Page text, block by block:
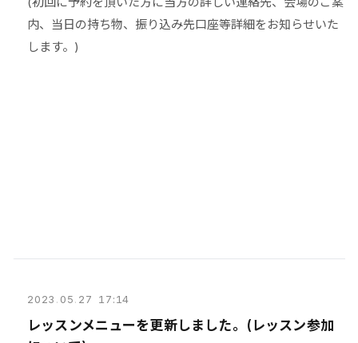
内、当日の持ち物、振り込み先口座等詳細をお知らせいた
します。)
2023 . 05. 27 17:14
レッスンメニューを更新しました。(レッスン参加